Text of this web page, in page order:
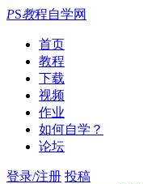
PS教程自学网
首页
教程
下载
视频
作业
如何自学？
论坛
登录/注册 投稿